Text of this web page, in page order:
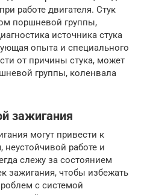
работе двигателя. Стук
поршневой группы,
источника стука
опыта и специального
от причины стука, может
группы, коленвала
зажигания
могут привести к
неустойчивой работе и
слежу за состоянием
зажигания, чтобы избежать
с системой